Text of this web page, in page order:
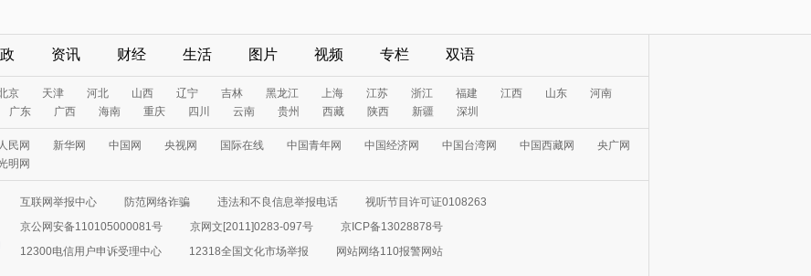
资讯 财经 生活 图片 视频 专栏 双语
京 天津 河北 山西 辽宁 吉林 黑龙江 上海 江苏 浙江 福建 江西 山东
河南
广东 广西 海南 重庆 四川 云南 贵州 西藏 陕西 新疆 深圳
人民网 新华网 中国网 央视网 国际在线 中国青年网 中国经济网 中国台湾网 中国西藏网
央广网
明网
互联网举报中心 防范网络诈骗 违法和不良信息举报电话
视听节目许可证0108263
京公网安备110105000081号
京网文[2011]0283-097号
京ICP备13028878号
12300电信用户申诉受理中心
12318全国文化市场举报 网站网络110报警网站